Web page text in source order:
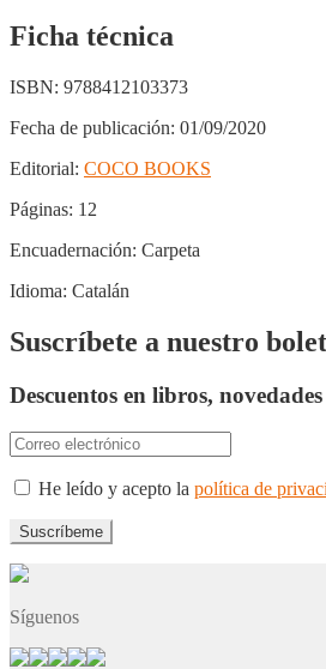
Ficha técnica
ISBN: 9788412103373
Fecha de publicación: 01/09/2020
Editorial: COCO BOOKS
Páginas: 12
Encuadernación: Carpeta
Idioma: Catalán
Suscríbete a nuestro
Descuentos en libros,
He leído y acepto la política de
Síguenos